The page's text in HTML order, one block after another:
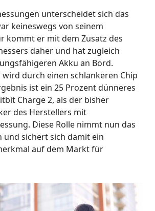
unterscheidet sich das
keineswegs von seinem
kommt er mit dem Zusatz des
daher und hat zugleich
Akku an Bord.
durch einen schlankeren Chip
ist ein 25 Prozent dünneres
Charge 2, als der bisher
des Herstellers mit
Diese Rolle nimmt nun das
und sichert sich damit ein
auf dem Markt für